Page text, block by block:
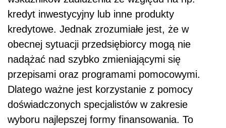
kredyt inwestycyjny lub inne produkty
kredytowe. Jednak zrozumiałe jest, że w
obecnej sytuacji przedsiębiorcy mogą nie
nadążać nad szybko zmieniającymi się
przepisami oraz programami pomocowymi.
Dlatego ważne jest korzystanie z pomocy
doświadczonych specjalistów w zakresie
wyboru najlepszej formy finansowania. To